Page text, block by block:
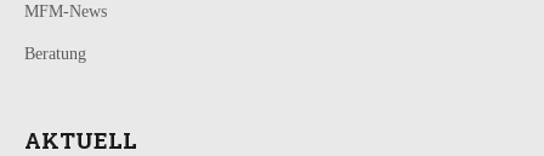
MFM-News
Beratung
AKTUELL